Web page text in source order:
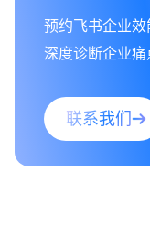
预约飞书企业效
深度诊断企业
联系我们